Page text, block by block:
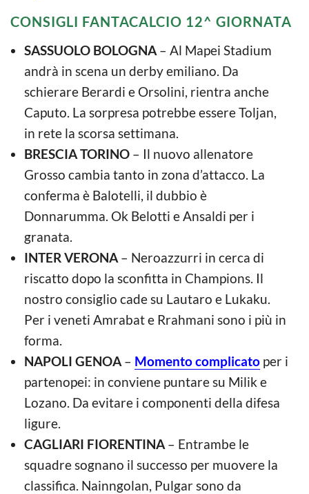
CONSIGLI FANTACALCIO 12^ GIORNATA
SASSUOLO BOLOGNA – Al Mapei Stadium
andrà in scena un derby emiliano. Da
schierare Berardi e Orsolini, rientra anche
Caputo. La sorpresa potrebbe essere Toljan,
in rete la scorsa settimana.
BRESCIA TORINO – Il nuovo allenatore
Grosso cambia tanto in zona d’attacco. La
conferma è Balotelli, il dubbio è
Donnarumma. Ok Belotti e Ansaldi per i
granata.
INTER VERONA – Neroazzurri in cerca di
riscatto dopo la sconfitta in Champions. Il
nostro consiglio cade su Lautaro e Lukaku.
Per i veneti Amrabat e Rrahmani sono i più in
forma.
NAPOLI GENOA – Momento complicato per i
partenopei: in conviene puntare su Milik e
Lozano. Da evitare i componenti della difesa
ligure.
CAGLIARI FIORENTINA – Entrambe le
squadre sognano il successo per muovere la
classifica. Nainngolan, Pulgar sono da